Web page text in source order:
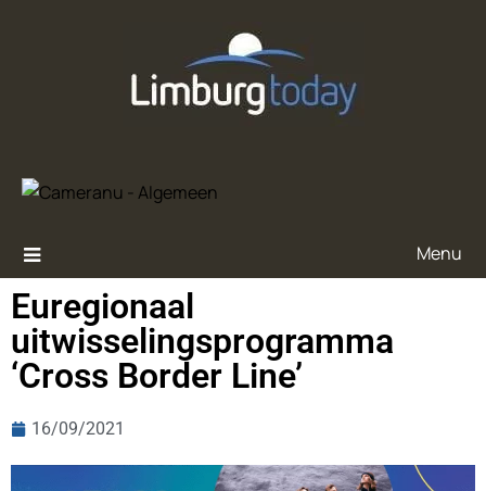
Menu
Euregionaal
uitwisselingsprogramma
‘Cross Border Line’
16/09/2021